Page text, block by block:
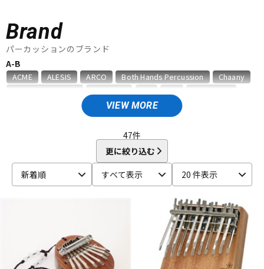
エレキギター
ベース ウクレレ
パーカッション
その他楽器
アンプ エフェクター
Brand
パーカッションのブランド
VIEW MORE
A-B
ACME ALESIS ARCO Both Hands Percussion
Chaany
HERCULES HUGH TRACEY KALIMBA
K.M.K KC
KEO PERCUSSION
KORG
La Rosa Percussion LiME LP MAHALO
MAPEX
MAXTONE
MEINL Melody Merry NATAL
No Brand
PRIMA HANDPAN
RhythmTech ROHEMA Roland
SABIAN
Schlagwerk Percussion
SONOR Sound King
SoundKing
47件
更に絞り込む
新着順
すべて表示 20 件表示